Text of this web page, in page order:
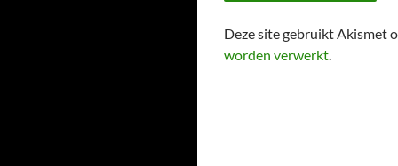
Deze site gebruikt Akismet
worden verwerkt.